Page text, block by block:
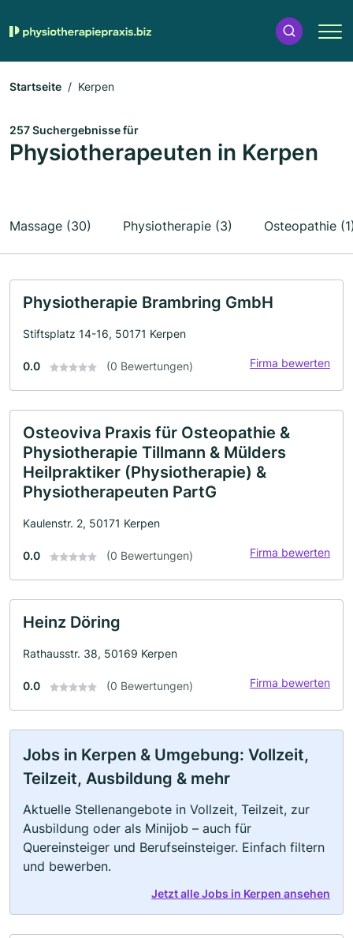
Startseite Kerpen
257 Suchergebnisse für
Physiotherapeuten in Kerpen
Massage (30) Physiotherapie (3) Osteopathie
Physiotherapie Brambring GmbH
Stiftsplatz 14-16, 50171 Kerpen
0.0 (0 Bewertungen) Firma bewerten
Osteoviva Praxis für Osteopathie &
Physiotherapie Tillmann & Mülders
Heilpraktiker (Physiotherapie) &
Physiotherapeuten PartG
Kaulenstr. 2, 50171 Kerpen
0.0 (0 Bewertungen) Firma bewerten
Heinz Döring
Rathausstr. 38, 50169 Kerpen
0.0 (0 Bewertungen) Firma bewerten
Jobs in Kerpen & Umgebung: Vollzeit,
Teilzeit, Ausbildung & mehr
Aktuelle Stellenangebote in Vollzeit, Teilzeit, zur
Ausbildung oder als Minijob – auch für
Quereinsteiger und Berufseinsteiger. Einfach filtern
und bewerben.
Jetzt alle Jobs in Kerpen ansehen